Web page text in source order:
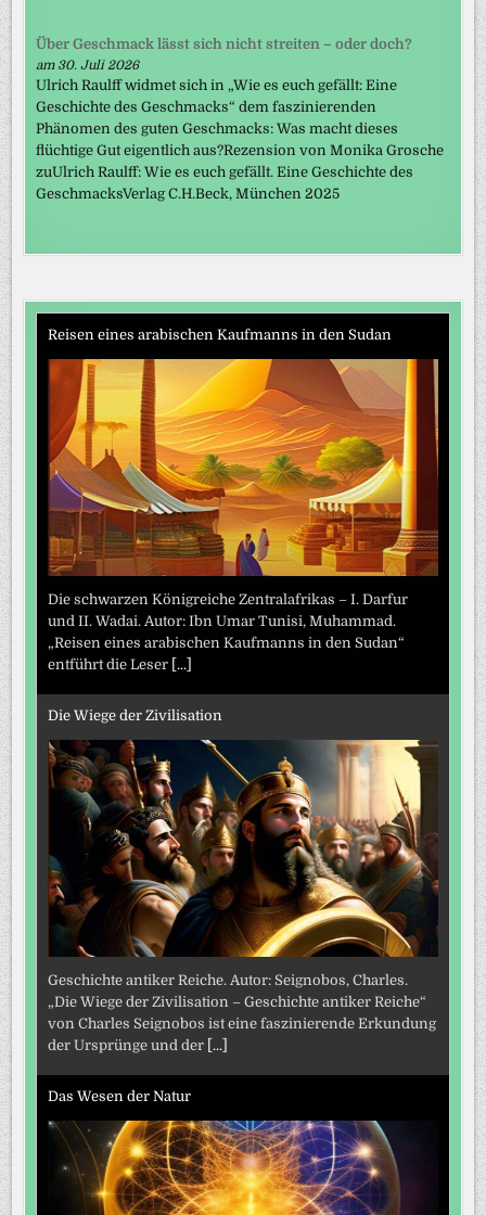
Über Geschmack lässt sich nicht streiten – oder doch?
am 30. Juli 2026
Ulrich Raulff widmet sich in „Wie es euch gefällt: Eine
Geschichte des Geschmacks“ dem faszinierenden
Phänomen des guten Geschmacks: Was macht dieses
flüchtige Gut eigentlich aus?Rezension von Monika Grosche
zuUlrich Raulff: Wie es euch gefällt. Eine Geschichte des
GeschmacksVerlag C.H.Beck, München 2025
Reisen eines arabischen Kaufmanns in den Sudan
Die schwarzen Königreiche Zentralafrikas – I. Darfur
und II. Wadai. Autor: Ibn Umar Tunisi, Muhammad.
„Reisen eines arabischen Kaufmanns in den Sudan“
entführt die Leser [...]
Die Wiege der Zivilisation
Geschichte antiker Reiche. Autor: Seignobos, Charles.
„Die Wiege der Zivilisation – Geschichte antiker Reiche“
von Charles Seignobos ist eine faszinierende Erkundung
der Ursprünge und der [...]
Das Wesen der Natur